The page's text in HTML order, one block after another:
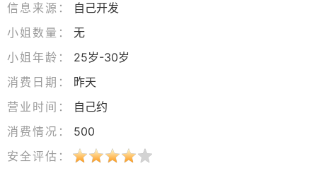
信息来源：
自己开发
小姐数量：
无
小姐年龄：
25岁-30岁
消费日期：
昨天
营业时间：
自己约
消费情况：
500
安全评估：